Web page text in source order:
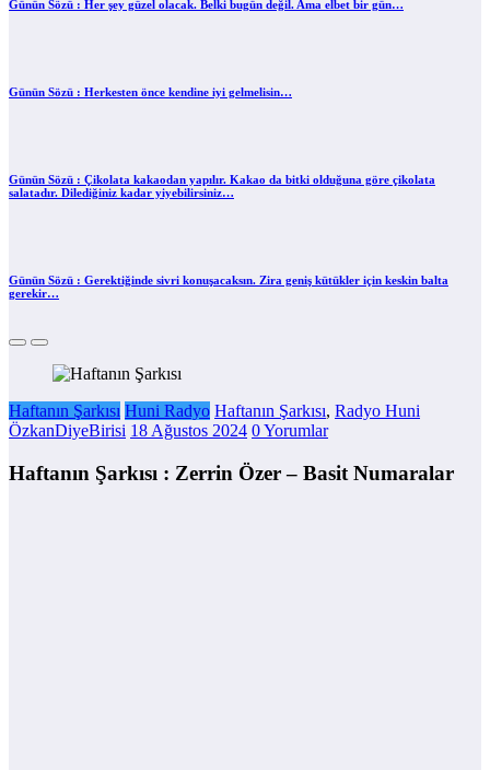
Günün Sözü : Her şey güzel olacak. Belki bugün değil. Ama elbet bir gün…
Günün Sözü : Herkesten önce kendine iyi gelmelisin…
Günün Sözü : Çikolata kakaodan yapılır. Kakao da bitki olduğuna göre çikolata
salatadır. Dilediğiniz kadar yiyebilirsiniz…
Günün Sözü : Gerektiğinde sivri konuşacaksın. Zira geniş kütükler için keskin balta
gerekir…
Haftanın Şarkısı Huni Radyo Haftanın Şarkısı, Radyo Huni
ÖzkanDiyeBirisi 18 Ağustos 2024 0 Yorumlar
Haftanın Şarkısı : Zerrin Özer – Basit Numaralar